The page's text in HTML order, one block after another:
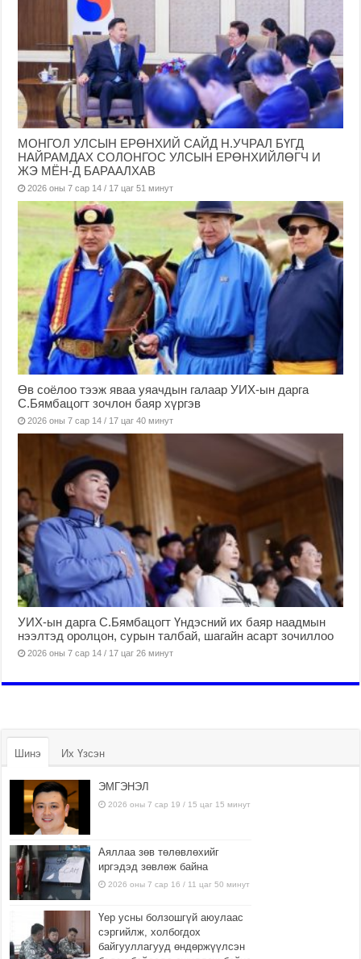
МОНГОЛ УЛСЫН ЕРӨНХИЙ САЙД Н.УЧРАЛ БҮГД
НАЙРАМДАХ СОЛОНГОС УЛСЫН ЕРӨНХИЙЛӨГЧ И
ЖЭ МЁН-Д БАРААЛХАВ
2026 оны 7 сар 14 / 17 цаг 51 минут
Өв соёлоо тээж яваа уяачдын галаар УИХ-ын дарга
С.Бямбацогт зочлон баяр хүргэв
2026 оны 7 сар 14 / 17 цаг 40 минут
УИХ-ын дарга С.Бямбацогт Үндэсний их баяр наадмын
нээлтэд оролцон, сурын талбай, шагайн асарт зочиллоо
2026 оны 7 сар 14 / 17 цаг 26 минут
Шинэ Их Үзсэн
ЭМГЭНЭЛ
2026 оны 7 сар 19 / 15 цаг 15 минут
Аяллаа зөв төлөвлөхийг
иргэдэд зөвлөж байна
2026 оны 7 сар 16 / 11 цаг 50 минут
Үер усны болзошгүй аюулаас
сэргийлж, холбогдох
байгууллагууд өндөржүүлсэн